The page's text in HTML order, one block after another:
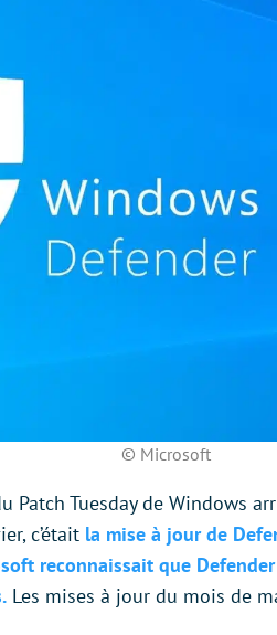
© Microsoft
Patch Tuesday de Windows
c’était la mise à jour de
reconnaissait que
Les mises à jour du mois de